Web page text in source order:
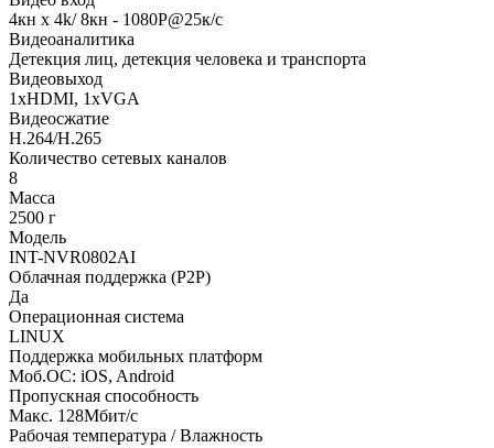
4кн х 4k/ 8кн - 1080Р@25к/с
Видеоаналитика
Детекция лиц, детекция человека и транспорта
Видеовыход
1xHDMI, 1xVGA
Видеосжатие
H.264/H.265
Количество сетевых каналов
8
Масса
2500 г
Модель
INT-NVR0802AI
Облачная поддержка (P2P)
Да
Операционная система
LINUX
Поддержка мобильных платформ
Моб.ОС: iOS, Android
Пропускная способность
Макс. 128Мбит/с
Рабочая температура / Влажность